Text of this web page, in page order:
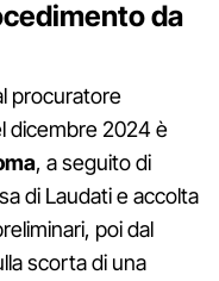
da
procuratore
dicembre 2024 è
, a seguito di
di Laudati e accolta
poi dal
scorta di una